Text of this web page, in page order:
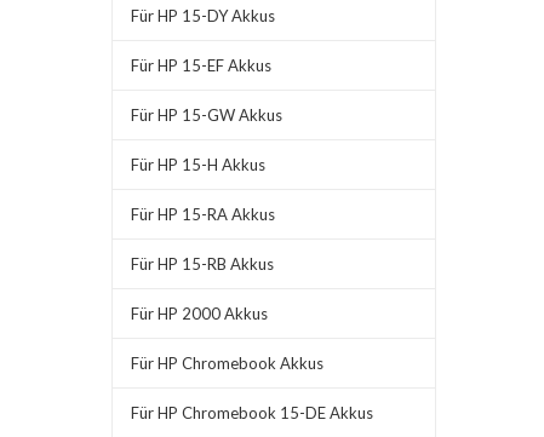
Für HP 15-DY Akkus
Für HP 15-EF Akkus
Für HP 15-GW Akkus
Für HP 15-H Akkus
Für HP 15-RA Akkus
Für HP 15-RB Akkus
Für HP 2000 Akkus
Für HP Chromebook Akkus
Für HP Chromebook 15-DE Akkus